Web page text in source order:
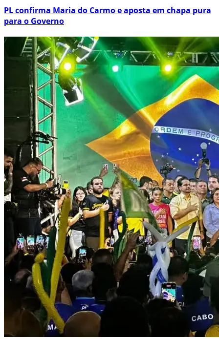
PL confirma Maria do Carmo e aposta em chapa pura
para o Governo